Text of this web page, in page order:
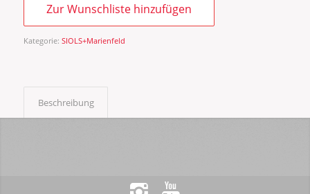
Zur Wunschliste hinzufügen
Kategorie: SIOLS+Marienfeld
Beschreibung